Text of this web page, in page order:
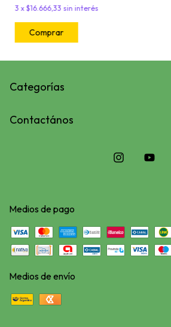
3 x $16.666,33 sin interés
Comprar
Categorías
Contactános
Medios de pago
Medios de envío